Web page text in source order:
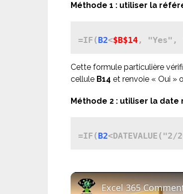
Méthode 1 : utiliser la
=IF(B2<$B$14
Cette formule particulière
cellule B14 et renvoie « Oui »
Méthode 2 : utiliser la date
=IF(B2<DATEVALUE("2/